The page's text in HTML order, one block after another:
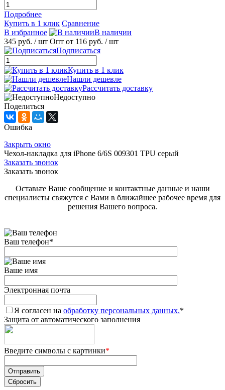
Подробнее
Купить в 1 клик Сравнение
В избранное
В наличии
345 руб. / шт Опт от 116 руб. / шт
Подписаться
Купить в 1 клик
Нашли дешевле
Рассчитать доставку
Недоступно
Поделиться
Ошибка
Закрыть окно
Чехол-накладка для iPhone 6/6S 009301 TPU серый
Заказать звонок
Заказать звонок
Оставьте Ваше сообщение и контактные данные и наши
специалисты свяжутся с Вами в ближайшее рабочее время для
решения Вашего вопроса.
Ваш телефон*
Ваше имя
Электронная почта
Я согласен на обработку персональных данных.*
Защита от автоматического заполнения
Введите символы с картинки*